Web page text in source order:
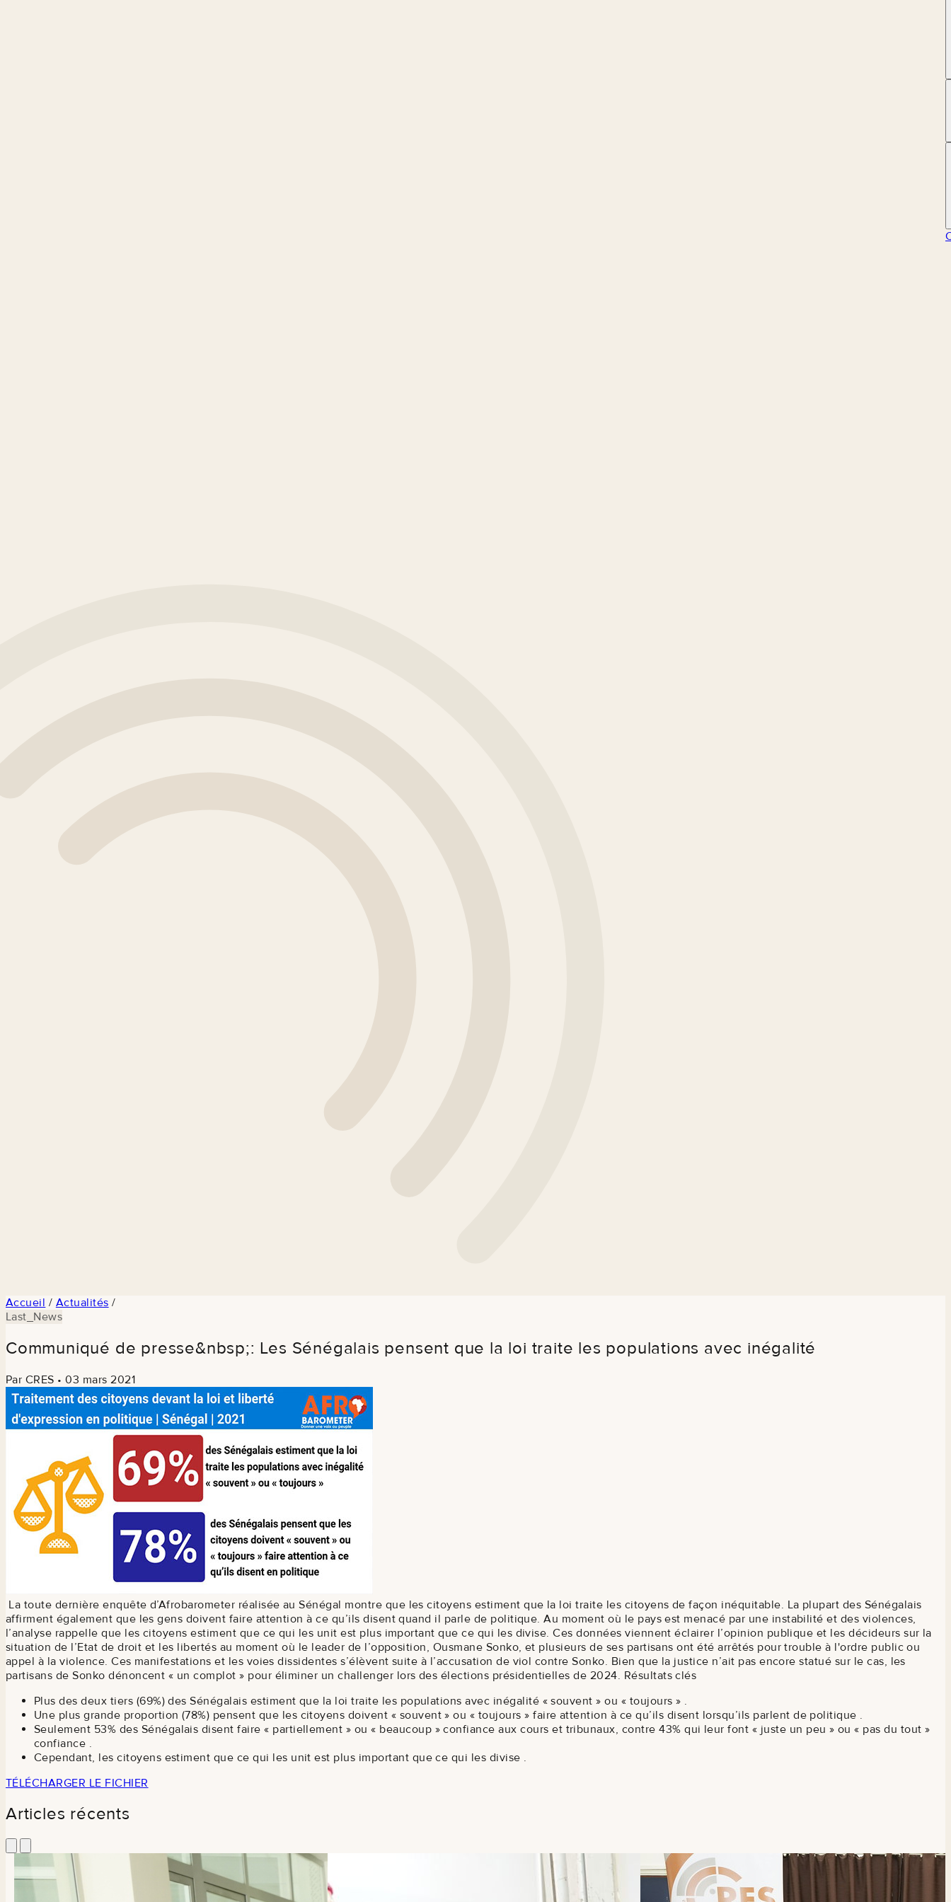
Accueil / Actualités /
Last_News
Communiqué de presse&nbsp;: Les Sénégalais pensent que la loi traite les populations avec inégalité
Par CRES • 03 mars 2021
La toute dernière enquête d’Afrobarometer réalisée au Sénégal montre que les citoyens estiment que la loi traite les citoyens de façon inéquitable. La plupart des Sénégalais
affirment également que les gens doivent faire attention à ce qu’ils disent quand il parle de politique. Au moment où le pays est menacé par une instabilité et des violences,
l’analyse rappelle que les citoyens estiment que ce qui les unit est plus important que ce qui les divise. Ces données viennent éclairer l’opinion publique et les décideurs sur la
situation de l’Etat de droit et les libertés au moment où le leader de l’opposition, Ousmane Sonko, et plusieurs de ses partisans ont été arrêtés pour trouble à l'ordre public ou
appel à la violence. Ces manifestations et les voies dissidentes s’élèvent suite à l’accusation de viol contre Sonko. Bien que la justice n’ait pas encore statué sur le cas, les
partisans de Sonko dénoncent « un complot » pour éliminer un challenger lors des élections présidentielles de 2024. Résultats clés
Plus des deux tiers (69%) des Sénégalais estiment que la loi traite les populations avec inégalité « souvent » ou « toujours » .
Une plus grande proportion (78%) pensent que les citoyens doivent « souvent » ou « toujours » faire attention à ce qu’ils disent lorsqu’ils parlent de politique .
Seulement 53% des Sénégalais disent faire « partiellement » ou « beaucoup » confiance aux cours et tribunaux, contre 43% qui leur font « juste un peu » ou « pas du tout »
confiance .
Cependant, les citoyens estiment que ce qui les unit est plus important que ce qui les divise .
TÉLÉCHARGER LE FICHIER
Articles récents